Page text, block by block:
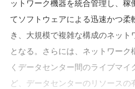
ットワーク機器を統合管理し、
てソフトウェアによる迅速かつ柔
き、大規模で複雑な構成のネッ
となる。さらには、ネットワー
くデータセンター間のライブマ
ど、データセンターのリソースの